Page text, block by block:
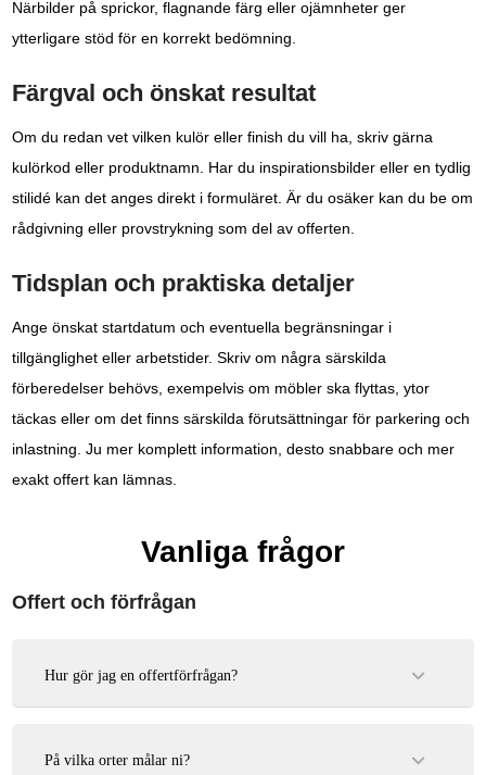
Närbilder på sprickor, flagnande färg eller ojämnheter ger
ytterligare stöd för en korrekt bedömning.
Färgval och önskat resultat
Om du redan vet vilken kulör eller finish du vill ha, skriv gärna
kulörkod eller produktnamn. Har du inspirationsbilder eller en tydlig
stilidé kan det anges direkt i formuläret. Är du osäker kan du be om
rådgivning eller provstrykning som del av offerten.
Tidsplan och praktiska detaljer
Ange önskat startdatum och eventuella begränsningar i
tillgänglighet eller arbetstider. Skriv om några särskilda
förberedelser behövs, exempelvis om möbler ska flyttas, ytor
täckas eller om det finns särskilda förutsättningar för parkering och
inlastning. Ju mer komplett information, desto snabbare och mer
exakt offert kan lämnas.
Vanliga frågor
Offert och förfrågan
Hur gör jag en offertförfrågan?
Du kan enkelt skicka in din förfrågan via vårt kontaktformulär,
kostnadsfri offert.
På vilka orter målar ni?